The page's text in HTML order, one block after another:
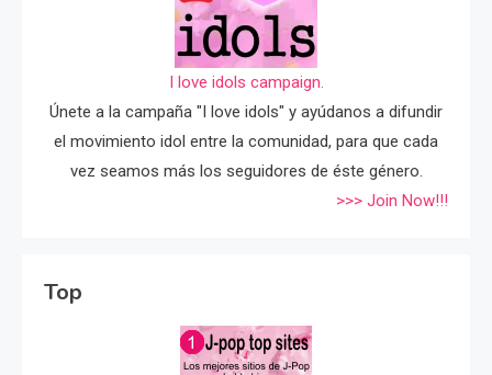
I love idols campaign.
Únete a la campaña "I love idols" y ayúdanos a difundir
el movimiento idol entre la comunidad, para que cada
vez seamos más los seguidores de éste género.
>>> Join Now!!!
Top